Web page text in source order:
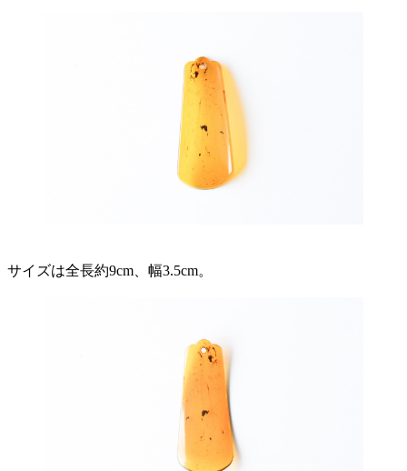
サイズは全長約9cm、幅3.5cm。